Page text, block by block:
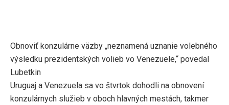
Obnoviť konzulárne väzby „neznamená uznanie volebného
výsledku prezidentských volieb vo Venezuele,“ povedal
Lubetkin
Uruguaj a Venezuela sa vo štvrtok dohodli na obnovení
konzulárnych služieb v oboch hlavných mestách, takmer